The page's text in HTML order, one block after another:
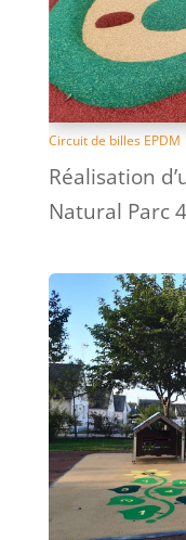
Circuit de billes EPDM
Réalisation
Natural Parc